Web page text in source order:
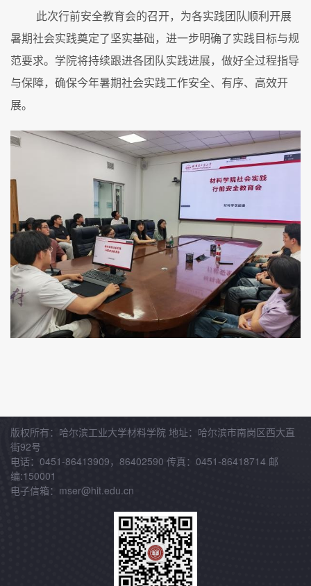
此次行前安全教育会的召开，为各实践团队顺利开展
暑期社会实践奠定了坚实基础，进一步明确了实践目标与规
范要求。学院将持续跟进各团队实践进展，做好全过程指导
与保障，确保今年暑期社会实践工作安全、有序、高效开
展。
版权所有：哈尔滨工业大学材料学院 地址：哈尔滨市南岗区西大直
街92号
电话：0451-86413909，86402590 传真：0451-86418714 邮
编:150001
电子信箱：mser@hit.edu.cn